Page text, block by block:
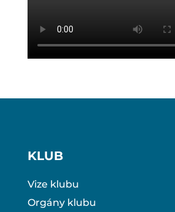
KLUB
Vize klubu
Orgány klubu